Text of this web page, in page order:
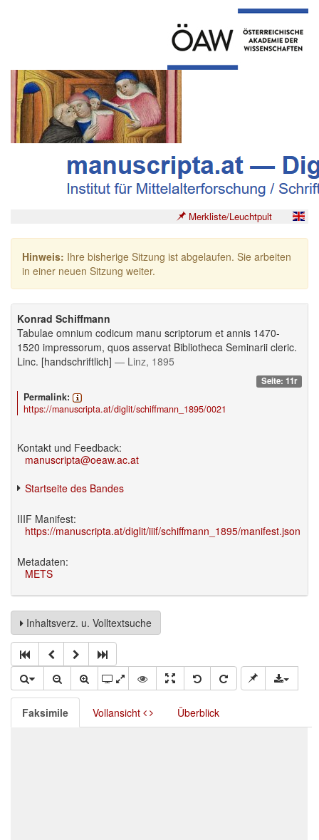
Merkliste/Leuchtpult
Hinweis: Ihre bisherige Sitzung ist abgelaufen. Sie arbeiten
in einer neuen Sitzung weiter.
Konrad Schiffmann
Tabulae omnium codicum manu scriptorum et annis 1470-
1520 impressorum, quos asservat Bibliotheca Seminarii cleric.
Linc. [handschriftlich] — Linz, 1895
Seite: 11r
Permalink:
https://manuscripta.at/diglit/schiffmann_1895/0021
Kontakt und Feedback:
manuscripta@oeaw.ac.at
Startseite des Bandes
IIIF Manifest:
https://manuscripta.at/diglit/iiif/schiffmann_1895/manifest.json
Metadaten:
METS
Inhaltsverz. u. Volltextsuche
Faksimile Vollansicht Überblick